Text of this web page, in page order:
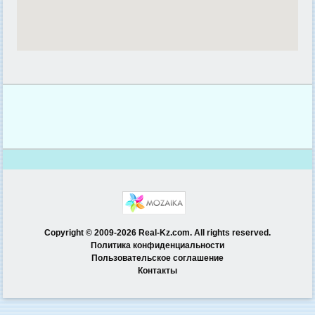
Copyright © 2009-2026 Real-Kz.com. All rights reserved.
Политика конфиденциальности
Пользовательское соглашение
Контакты